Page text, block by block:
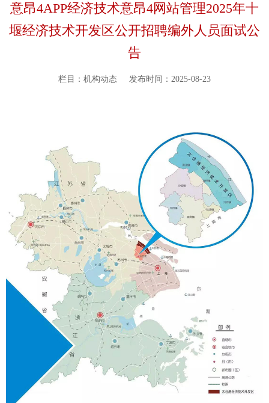
意昂4APP经济技术意昂4网站管理2025年十
堰经济技术开发区公开招聘编外人员面试公
告
栏目：机构动态 发布时间：2025-08-23